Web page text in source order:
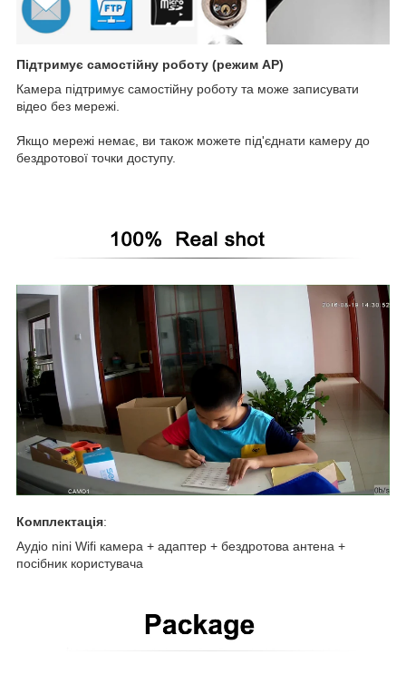
Підтримує самостійну роботу (режим AP)
Камера підтримує самостійну роботу та може записувати
відео без мережі.
Якщо мережі немає, ви також можете під'єднати камеру до
бездротової точки доступу.
Комплектація:
Аудіо nini Wifi камера + адаптер + бездротова антена +
посібник користувача